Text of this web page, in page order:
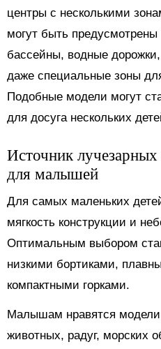
центры с несколькими
могут быть
бассейны, водные
даже специальные зоны
Подобные модели могут
для досуга нескольких
Источник
для малышей
Для самых маленьких
мягкость конструкции и
Оптимальным выбором
низкими бортиками,
компактными горками.
Малышам нравятся
животных, радуг, морских